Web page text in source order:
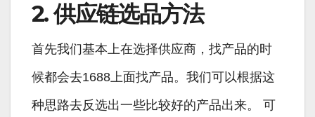
2. 供应链选品方法
首先我们基本上在选择供应商，找产品的时
候都会去1688上面找产品。我们可以根据这
种思路去反选出一些比较好的产品出来。 可